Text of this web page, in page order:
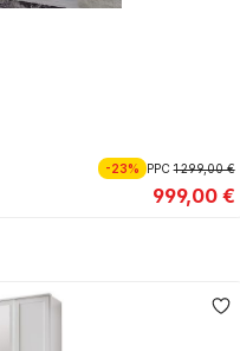
-23% PPC1 299,00 €
999,00 €